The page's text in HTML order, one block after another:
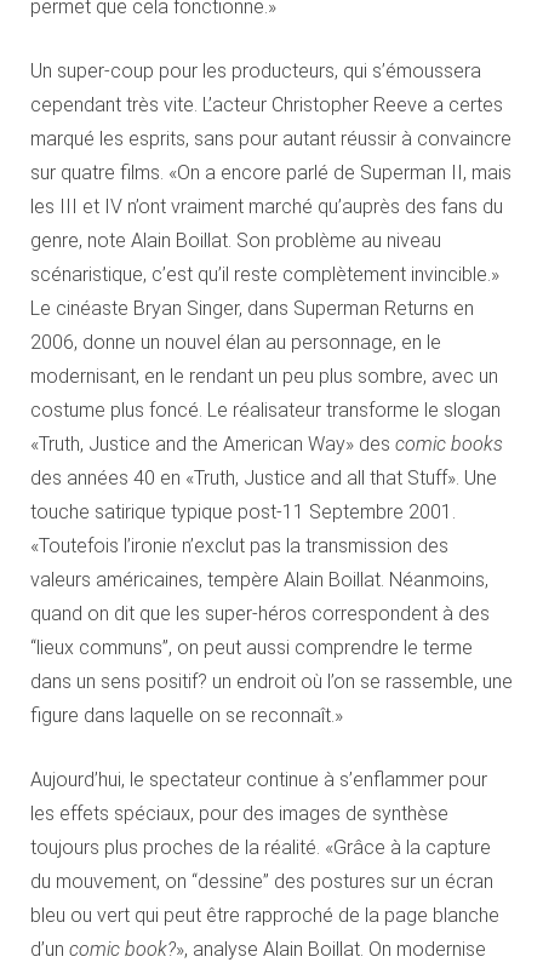
permet que cela fonctionne.»
Un super-coup pour les producteurs, qui s’émoussera
cependant très vite. L’acteur Christopher Reeve a certes
marqué les esprits, sans pour autant réussir à convaincre
sur quatre films. «On a encore parlé de Superman II, mais
les III et IV n’ont vraiment marché qu’auprès des fans du
genre, note Alain Boillat. Son problème au niveau
scénaristique, c’est qu’il reste complètement invincible.»
Le cinéaste Bryan Singer, dans Superman Returns en
2006, donne un nouvel élan au personnage, en le
modernisant, en le rendant un peu plus sombre, avec un
costume plus foncé. Le réalisateur transforme le slogan
«Truth, Justice and the American Way» des comic books
des années 40 en «Truth, Justice and all that Stuff». Une
touche satirique typique post-11 Septembre 2001.
«Toutefois l’ironie n’exclut pas la transmission des
valeurs américaines, tempère Alain Boillat. Néanmoins,
quand on dit que les super-héros correspondent à des
“lieux communs”, on peut aussi comprendre le terme
dans un sens positif? un endroit où l’on se rassemble, une
figure dans laquelle on se reconnaît.»
Aujourd’hui, le spectateur continue à s’enflammer pour
les effets spéciaux, pour des images de synthèse
toujours plus proches de la réalité. «Grâce à la capture
du mouvement, on “dessine” des postures sur un écran
bleu ou vert qui peut être rapproché de la page blanche
d’un comic book?», analyse Alain Boillat. On modernise